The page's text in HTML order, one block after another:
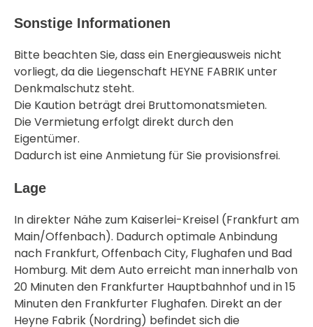
Sonstige Informationen
Bitte beachten Sie, dass ein Energieausweis nicht
vorliegt, da die Liegenschaft HEYNE FABRIK unter
Denkmalschutz steht.
Die Kaution beträgt drei Bruttomonatsmieten.
Die Vermietung erfolgt direkt durch den
Eigentümer.
Dadurch ist eine Anmietung für Sie provisionsfrei.
Lage
In direkter Nähe zum Kaiserlei-Kreisel (Frankfurt am
Main/Offenbach). Dadurch optimale Anbindung
nach Frankfurt, Offenbach City, Flughafen und Bad
Homburg. Mit dem Auto erreicht man innerhalb von
20 Minuten den Frankfurter Hauptbahnhof und in 15
Minuten den Frankfurter Flughafen. Direkt an der
Heyne Fabrik (Nordring) befindet sich die